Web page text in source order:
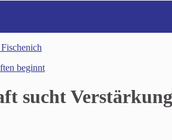
beginnt
sucht